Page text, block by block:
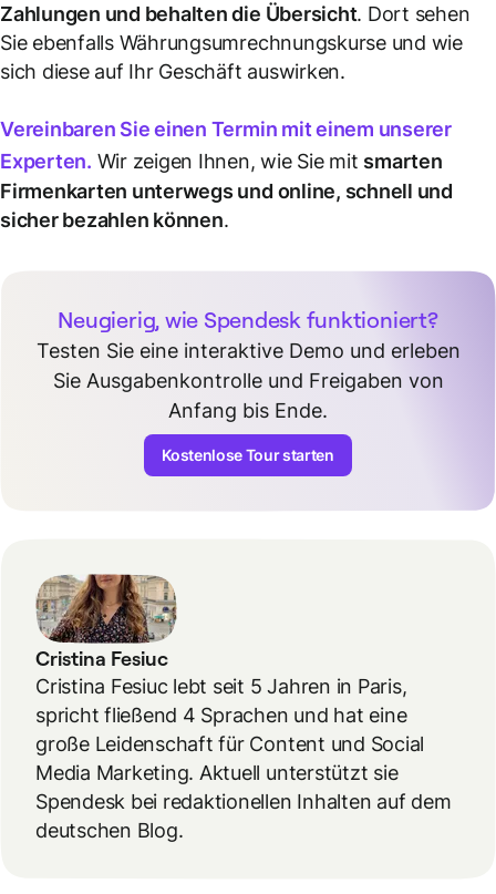
Zahlungen und behalten die Übersicht. Dort sehen
Sie ebenfalls Währungsumrechnungskurse und wie
sich diese auf Ihr Geschäft auswirken.
Vereinbaren Sie einen Termin mit einem unserer
Experten. Wir zeigen Ihnen, wie Sie mit smarten
Firmenkarten unterwegs und online, schnell und
sicher bezahlen können.
Neugierig, wie Spendesk funktioniert?
Testen Sie eine interaktive Demo und erleben
Sie Ausgabenkontrolle und Freigaben von
Anfang bis Ende.
Kostenlose Tour starten
Cristina Fesiuc
Cristina Fesiuc lebt seit 5 Jahren in Paris,
spricht fließend 4 Sprachen und hat eine
große Leidenschaft für Content und Social
Media Marketing. Aktuell unterstützt sie
Spendesk bei redaktionellen Inhalten auf dem
deutschen Blog.